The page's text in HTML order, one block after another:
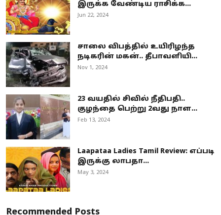
இருக்க வேண்டிய ராசிக்க...
Jun 22, 2024
சாலை விபத்தில் உயிரிழந்த
நடிகரின் மகன்.. தீபாவளியி...
Nov 1, 2024
23 வயதில் சிவில் நீதிபதி..
குழந்தை பெற்று 2வது நாள...
Feb 13, 2024
Laapataa Ladies Tamil Review: எப்படி
இருக்கு லாபதா...
May 3, 2024
Recommended Posts